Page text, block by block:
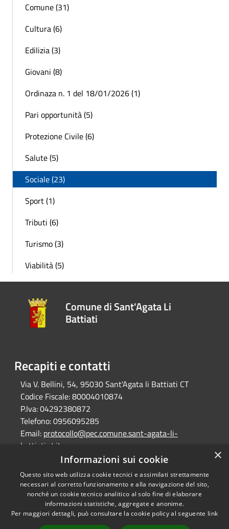
Comune (31)
Cultura (6)
Edilizia (3)
Giovani (8)
Ordinaza n. 1 del 18/01/2026 (1)
Pari opportunità (5)
Protezione Civile (6)
Salute (5)
Sociale (23)
Sport (1)
Tributi (6)
Turismo (3)
Viabilità (5)
Comune di Sant'Agata Li
Battiati
Recapiti e contatti
Via V. Bellini, 54, 95030 Sant'Agata li Battiati CT
Codice Fiscale:80004010874
P.Iva:04292380872
Telefono:0956095285
Email: protocollo@pec.comune.sant-agata-li-
battiati.ct.it
protocollo@pec.comune.sant-agata-li-
battiati.ct.it
Accessibilità
Copyright © 2026 • Comune di
Sant'Agata Li Battiati •
×
Informazioni sui cookie
Questo sito web utilizza cookie tecnici e assimilati strettamente
necessari al corretto funzionamento e alla navigazione del sito,
nonché un cookie tecnico analitico al solo fine di elaborare
informazioni statistiche, aggregate e anonime.
Per maggiori dettagli, può consultare la cookie policy al seguente link